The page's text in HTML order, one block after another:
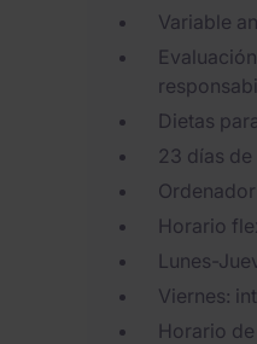
Variable
Dietas
23 días
Horario
Lunes-
Viernes:
Horario